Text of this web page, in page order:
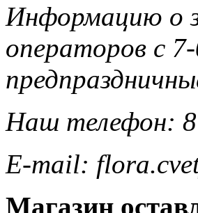
Информацию о
операторов с
Наш телефон:
E-mail:
Магазин